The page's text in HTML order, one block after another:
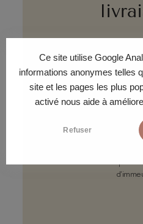
Ce site utilise Google
informations anonymes telles
site et les pages les plus
activé nous aide à
Refuser
ouvrés en pas